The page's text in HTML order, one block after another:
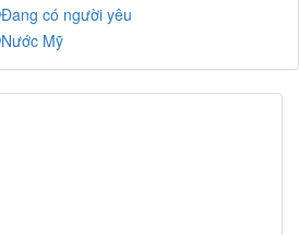
Đang có người yêu
Nước Mỹ